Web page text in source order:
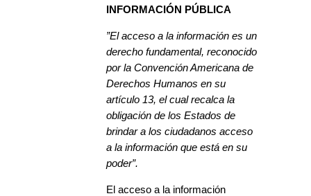
INFORMACIÓN PÚBLICA
”El acceso a la información es un
derecho fundamental, reconocido
por la Convención Americana de
Derechos Humanos en su
artículo 13, el cual recalca la
obligación de los Estados de
brindar a los ciudadanos acceso
a la información que está en su
poder”.
El acceso a la información